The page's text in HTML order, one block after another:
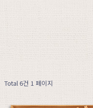
Total 6건 1 페이지